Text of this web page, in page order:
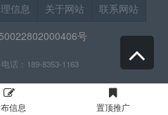
信息 关于网站
联系网站
号
话：189-8353-1163
信息 置顶推广